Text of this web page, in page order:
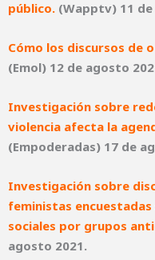
público. (Wapptv) 11
Cómo los discursos de
(Emol) 12 de agosto
Investigación sobre
violencia afecta la
(Empoderadas) 17 de
Investigación sobre
feministas
sociales por grupos
agosto 2021.